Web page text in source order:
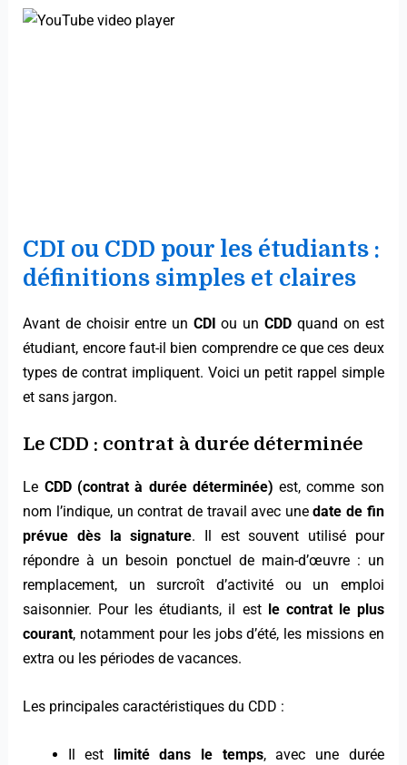
CDI ou CDD pour les étudiants :
définitions simples et claires
Avant de choisir entre un CDI ou unCDD quand on est
étudiant, encore faut-il bien comprendre ce que ces deux
types de contrat impliquent. Voici un petit rappel simple
et sans jargon.
Le CDD : contrat à durée déterminée
Le CDD (contrat à durée déterminée) est, comme son
nom l’indique, un contrat de travail avec unedate de fin
prévue dès la signature. Il est souvent utilisé pour
répondre à un besoin ponctuel de main-d’œuvre : un
remplacement, un surcroît d’activité ou un emploi
saisonnier. Pour les étudiants, il est le contrat le plus
courant, notamment pour les jobs d’été, les missions en
extra ou les périodes de vacances.
Les principales caractéristiques du CDD :
Il est limité dans le temps, avec une durée